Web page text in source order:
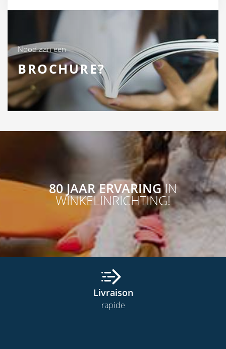
Nood aan een
BROCHURE?
80 JAAR ERVARINGIN
WINKELINRICHTING!
Livraison
rapide